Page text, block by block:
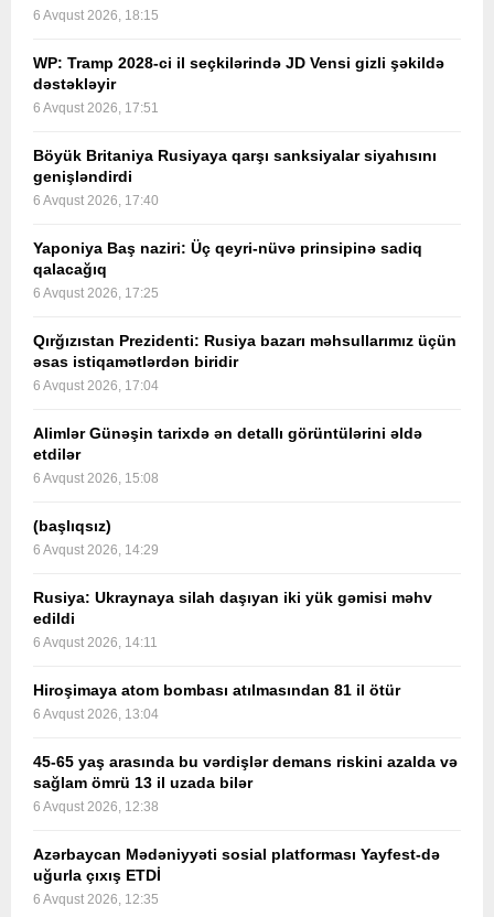
6 Avqust 2026, 18:15
WP: Tramp 2028-ci il seçkilərində JD Vensi gizli şəkildə
dəstəkləyir
6 Avqust 2026, 17:51
Böyük Britaniya Rusiyaya qarşı sanksiyalar siyahısını
genişləndirdi
6 Avqust 2026, 17:40
Yaponiya Baş naziri: Üç qeyri-nüvə prinsipinə sadiq
qalacağıq
6 Avqust 2026, 17:25
Qırğızıstan Prezidenti: Rusiya bazarı məhsullarımız üçün
əsas istiqamətlərdən biridir
6 Avqust 2026, 17:04
Alimlər Günəşin tarixdə ən detallı görüntülərini əldə
etdilər
6 Avqust 2026, 15:08
(başlıqsız)
6 Avqust 2026, 14:29
Rusiya: Ukraynaya silah daşıyan iki yük gəmisi məhv
edildi
6 Avqust 2026, 14:11
Hiroşimaya atom bombası atılmasından 81 il ötür
6 Avqust 2026, 13:04
45-65 yaş arasında bu vərdişlər demans riskini azalda və
sağlam ömrü 13 il uzada bilər
6 Avqust 2026, 12:38
Azərbaycan Mədəniyyəti sosial platforması Yayfest-də
uğurla çıxış ETDİ
6 Avqust 2026, 12:35